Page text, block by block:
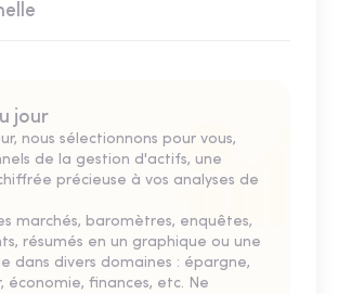
jour
nous sélectionnons pour vous,
de la gestion d'actifs, une
précieuse à vos analyses de
marchés, baromètres, enquêtes,
résumés en un graphique ou une
dans divers domaines : épargne,
économie, finances, etc. Ne